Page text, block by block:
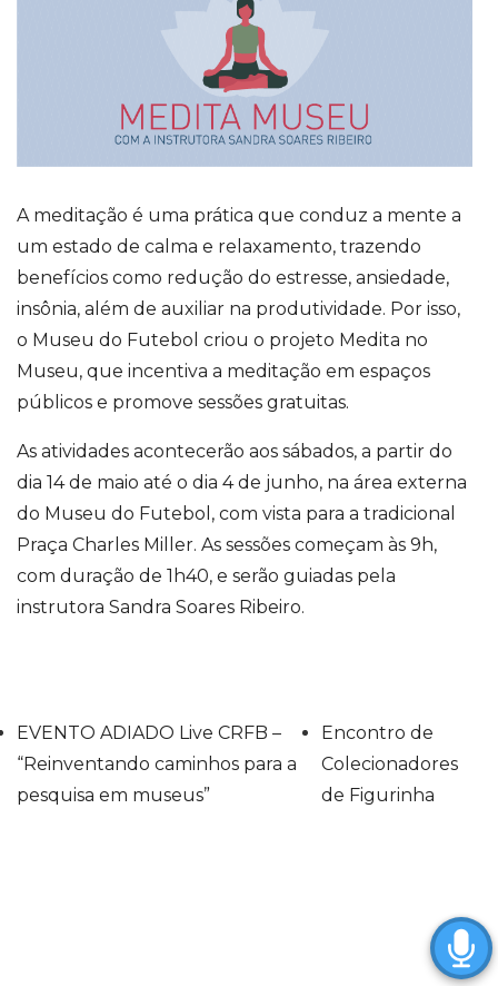
A meditação é uma prática que conduz a mente a
um estado de calma e relaxamento, trazendo
benefícios como redução do estresse, ansiedade,
insônia, além de auxiliar na produtividade. Por isso,
o Museu do Futebol criou o projeto Medita no
Museu, que incentiva a meditação em espaços
públicos e promove sessões gratuitas.
As atividades acontecerão aos sábados, a partir do
dia 14 de maio até o dia 4 de junho, na área externa
do Museu do Futebol, com vista para a tradicional
Praça Charles Miller. As sessões começam às 9h,
com duração de 1h40, e serão guiadas pela
instrutora Sandra Soares Ribeiro.
EVENTO ADIADO Live CRFB –
“Reinventando caminhos para a
pesquisa em museus”
Encontro de
Colecionadores
de Figurinha